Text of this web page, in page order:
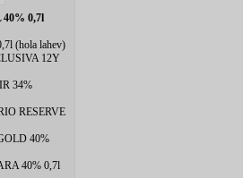
0,7l
(hola lahev)
12Y
34%
RESERVE
40%
40% 0,7l